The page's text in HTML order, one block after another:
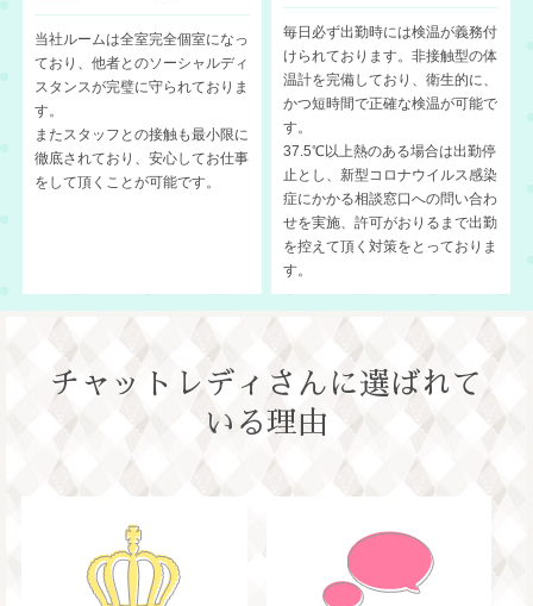
当社ルームは全室完全個室になっ
ており、他者とのソーシャルディ
スタンスが完璧に守られておりま
す。
またスタッフとの接触も最小限に
徹底されており、安心してお仕事
をして頂くことが可能です。
毎日必ず出勤時には検温が義務付
けられております。非接触型の体
温計を完備しており、衛生的に、
かつ短時間で正確な検温が可能で
す。
37.5℃以上熱のある場合は出勤停
止とし、新型コロナウイルス感染
症にかかる相談窓口への問い合わ
せを実施、許可がおりるまで出勤
を控えて頂く対策をとっておりま
す。
チャットレディさんに選ばれて
いる理由